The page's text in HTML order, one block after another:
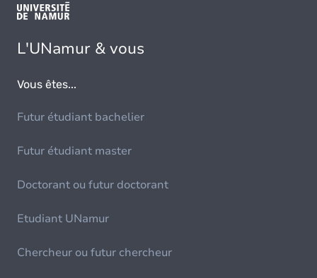
L'UNamur & vous
Vous êtes...
Futur étudiant bachelier
Futur étudiant master
Doctorant ou futur doctorant
Etudiant UNamur
Chercheur ou futur chercheur